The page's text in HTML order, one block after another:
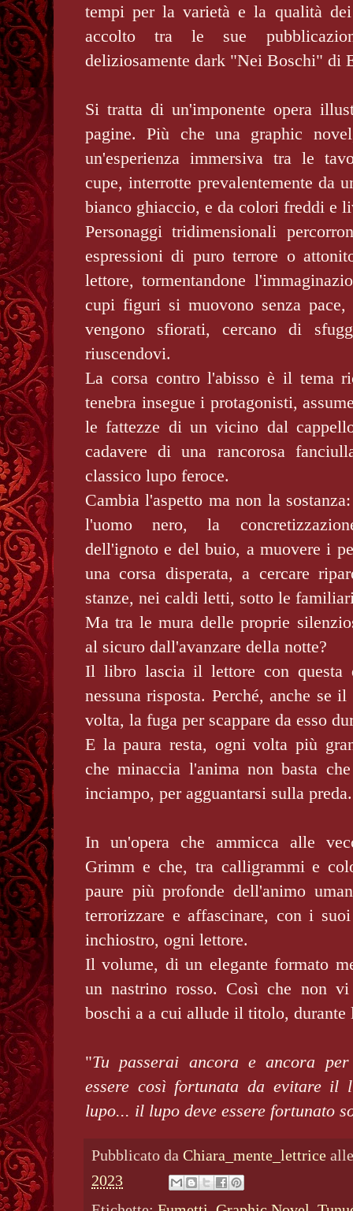
tempi per la varietà e la qualità
accolto tra le sue
deliziosamente dark "Nei Boschi" di
Si tratta di un'imponente opera
pagine. Più che una graphic
un'esperienza immersiva tra le
cupe, interrotte prevalentemente da
bianco ghiaccio, e da colori freddi e
Personaggi tridimensionali
espressioni di puro terrore o
lettore, tormentandone
cupi figuri si muovono senza pace,
vengono sfiorati, cercano di
riuscendovi.
La corsa contro l'abisso è il tema
tenebra insegue i protagonisti,
le fattezze di un vicino dal
cadavere di una rancorosa
classico lupo feroce.
Cambia l'aspetto ma non la
l'uomo nero, la
dell'ignoto e del buio, a muovere i
una corsa disperata, a cercare
stanze, nei caldi letti, sotto le
Ma tra le mura delle proprie
al sicuro dall'avanzare della notte?
Il libro lascia il lettore con questa
nessuna risposta. Perché, anche se
volta, la fuga per scappare da esso
E la paura resta, ogni volta più
che minaccia l'anima non basta
inciampo, per agguantarsi sulla preda.
In un'opera che ammicca alle
Grimm e che, tra calligrammi e
paure più profonde dell'animo
terrorizzare e affascinare, con i
inchiostro, ogni lettore.
Il volume, di un elegante formato
un nastrino rosso. Così che non
boschi a a cui allude il titolo, durante
"Tu passerai ancora e ancora
essere così fortunata da evitare
lupo... il lupo deve essere fortunato
Pubblicato da Chiara_mente_lettrice
2023